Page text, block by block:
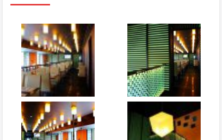
Рапан TV
15.02.2015 18:59
Сняли всё на видео